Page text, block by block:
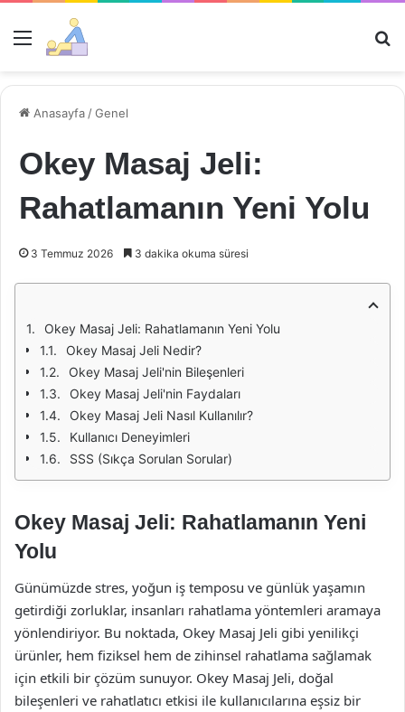
Menü
Anasayfa /Genel
Okey Masaj Jeli:
Rahatlamanın Yeni Yolu
3 Temmuz 2026 3 dakika okuma süresi
Okey Masaj Jeli: Rahatlamanın Yeni Yolu
Okey Masaj Jeli Nedir?
Okey Masaj Jeli'nin Bileşenleri
Okey Masaj Jeli'nin Faydaları
Okey Masaj Jeli Nasıl Kullanılır?
Kullanıcı Deneyimleri
SSS (Sıkça Sorulan Sorular)
Okey Masaj Jeli: Rahatlamanın Yeni
Yolu
Günümüzde stres, yoğun iş temposu ve günlük yaşamın
getirdiği zorluklar, insanları rahatlama yöntemleri aramaya
yönlendiriyor. Bu noktada, Okey Masaj Jeli gibi yenilikçi
ürünler, hem fiziksel hem de zihinsel rahatlama sağlamak
için etkili bir çözüm sunuyor. Okey Masaj Jeli, doğal
bileşenleri ve rahatlatıcı etkisi ile kullanıcılarına eşsiz bir